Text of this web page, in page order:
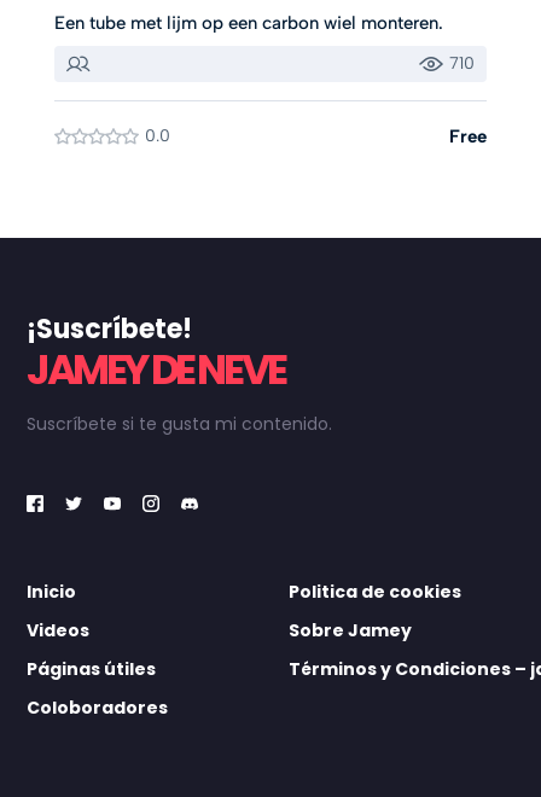
Een tube met lijm op een carbon wiel monteren.
710
0.0 Free
¡Suscríbete!
JAMEY DE NEVE
Suscríbete si te gusta mi contenido.
Inicio
Videos
Páginas útiles
Coloboradores
Politica de cookies
Sobre Jamey
Términos y Condiciones –